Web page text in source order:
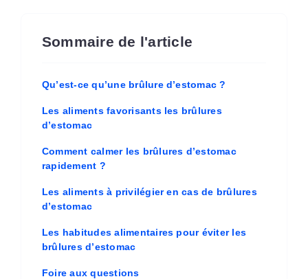
Sommaire de l'article
Qu’est-ce qu’une brûlure d’estomac ?
Les aliments favorisants les brûlures
d’estomac
Comment calmer les brûlures d’estomac
rapidement ?
Les aliments à privilégier en cas de brûlures
d’estomac
Les habitudes alimentaires pour éviter les
brûlures d’estomac
Foire aux questions